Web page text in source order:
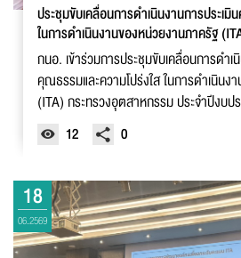
ประชุมขับเคลื่อนการดำเนินงานการประเ
ในการดำเนินงานของหน่วยงานภาครัฐ
กนอ. เข้าร่วมการประชุมขับเคลื่อนการดำเ
คุณธรรมและความโปร่งใส ในการดำเนิน
(ITA) กระทรวงอุตสาหกรรม ประจำปีงบ
12
0
18
06.2569